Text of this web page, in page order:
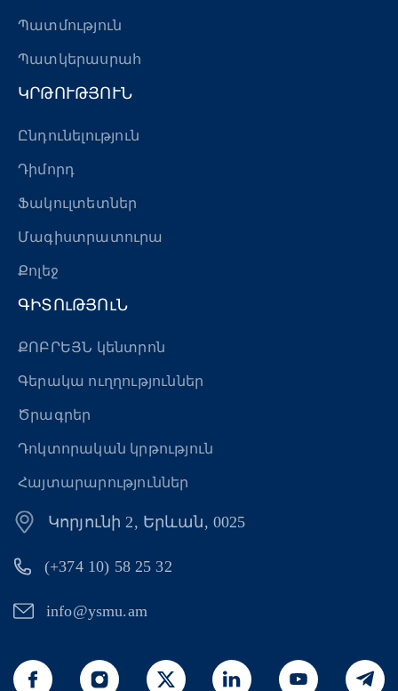
Պատմություն
Պատկերասրահ
ԿՐԹՈՒԹՅՈՒՆ
Ընդունելություն
Դիմորդ
Ֆակուլտետներ
Մագիստրատուրա
Քոլեջ
ԳԻՏՈւԹՅՈւՆ
ՔՈԲՐԵՅՆ կենտրոն
Գերակա ուղղություններ
Ծրագրեր
Դոկտորական կրթություն
Հայտարարություններ
Կորյունի 2, Երևան, 0025
(+374 10) 58 25 32
info@ysmu.am